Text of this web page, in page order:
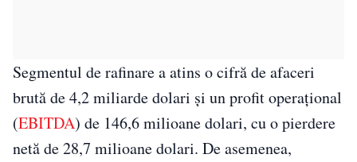
Segmentul de rafinare a atins o cifră de afaceri
brută de 4,2 miliarde dolari și un profit operațional
(EBITDA) de 146,6 milioane dolari, cu o pierdere
netă de 28,7 milioane dolari. De asemenea,